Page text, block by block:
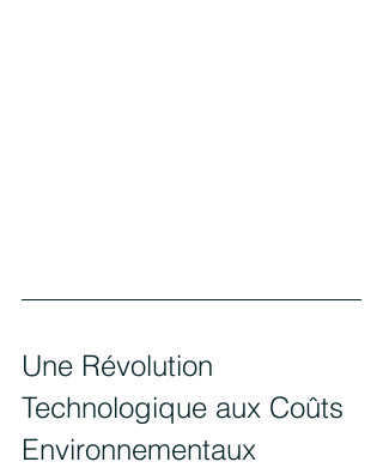
Une Révolution
Technologique aux Coûts
Environnementaux